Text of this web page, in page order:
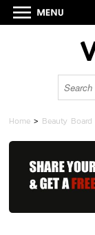
Home > Beauty Board